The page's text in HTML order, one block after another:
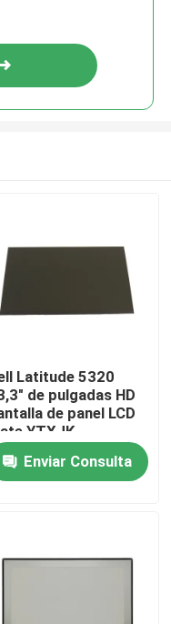
Latitude 5320
de pulgadas HD
de panel LCD
YTXJK
Enviar Consulta